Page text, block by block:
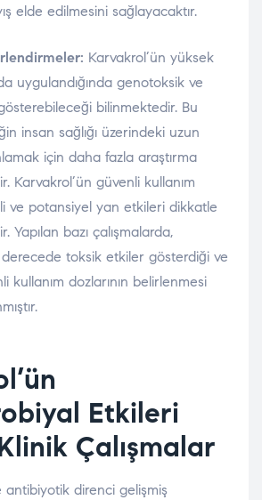
elde edilmesini sağlayacaktır.
Karvakrol’ün yüksek
uygulandığında genotoksik ve
bilinmektedir. Bu
insan sağlığı üzerindeki uzun
için daha fazla araştırma
Karvakrol’ün güvenli kullanım
ve potansiyel yan etkileri dikkatle
Yapılan bazı çalışmalarda,
toksik etkiler gösterdiği ve
kullanım dozlarının belirlenmesi
Etkileri
Çalışmalar
antibiyotik direnci gelişmiş